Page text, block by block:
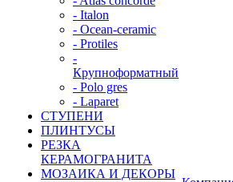
- Italon
- Ocean-ceramic
- Protiles
-
Крупноформатный
- Polo gres
- Laparet
СТУПЕНИ
ПЛИНТУСЫ
РЕЗКА
КЕРАМОГРАНИТА
МОЗАИКА И ДЕКОРЫ